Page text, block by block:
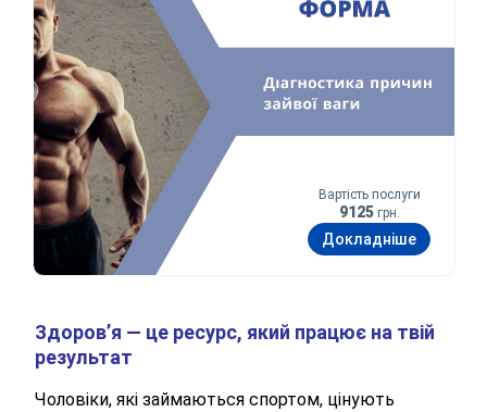
Вартість послуги
9125 грн.
Докладніше
Здоров’я — це ресурс, який працює на твій
результат
Чоловіки, які займаються спортом, цінують